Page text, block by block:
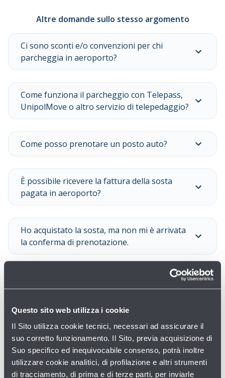
Questo sito web utilizza i cookie
Il Sito utilizza cookie tecnici, necessari ad assicurare il
suo corretto funzionamento. Il Sito, previa acquisizione di
Suo specifico ed inequivocabile consenso, potrà inoltre
utilizzare cookie analitici, di profilazione e altri strumenti
di tracciamento, di prima e di terze parti, per inviarle
Altre domande sullo stesso argomento
Ci sono sconti e/o convenzioni per chi
parcheggia in aeroporto?
Come funziona il parcheggio con Telepass,
UnipolMove o altro servizio di telepedaggio?
Come posso prenotare un posto auto?
È possibile ricevere la fattura della sosta
pagata in aeroporto?
Ho acquistato la sosta, ma non mi è arrivata
la conferma di prenotazione.